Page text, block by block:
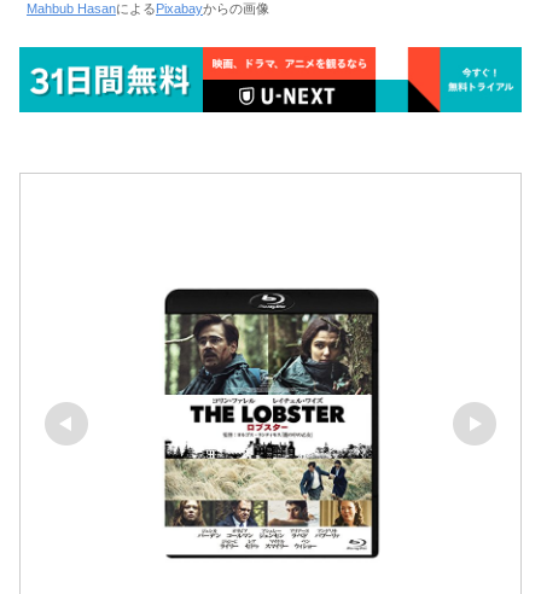
Mahbub HasanによるPixabayからの画像